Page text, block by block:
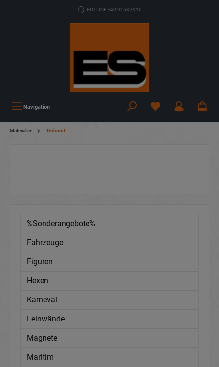
HOTLINE +49 9163 8910
Navigation
Materialien Dolomit
%Sonderangebote%
Fahrzeuge
Figuren
Hexen
Karneval
Leinwände
Magnete
Maritim